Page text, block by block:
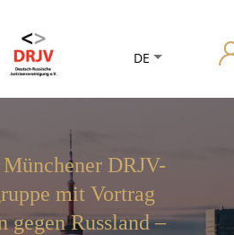
DE
DRJV-
mit Vortrag
gegen Russland –